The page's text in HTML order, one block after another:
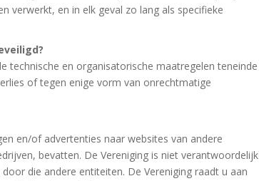
verwerkt, en in elk geval zo lang als specifieke
technische en organisatorische maatregelen teneinde
of tegen enige vorm van onrechtmatige
en/of advertenties naar websites van andere
bevatten. De Vereniging is niet verantwoordelijk
die andere entiteiten. De Vereniging raadt u aan